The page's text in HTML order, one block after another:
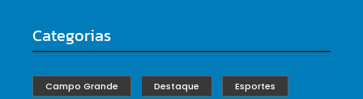
Categorias
Campo Grande Destaque Esportes